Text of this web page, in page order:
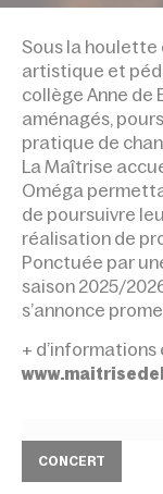
PÈLERINAGE
Sous la houlette
artistique et
collège Anne de
aménagés,
pratique de
La Maîtrise
Oméga
de poursuivre
réalisation de
Ponctuée par
saison 2025/
s’annonce
+
CONCERT